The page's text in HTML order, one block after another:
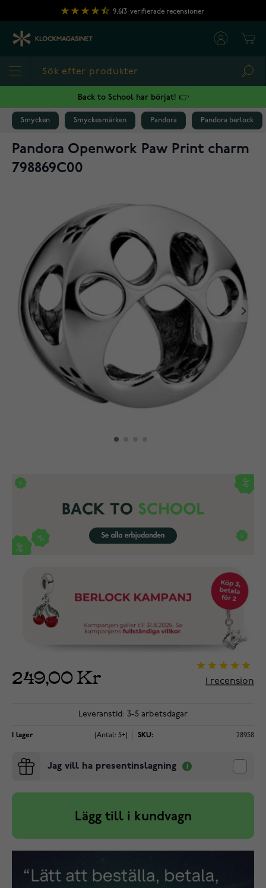
Hoppa till innehållet
9,613 verifierade recensioner
Back to School har börjat! 👉
Smycken Smyckesmärken Pandora Pandora berlock
Pandora Openwork Paw Print charm
798869C00
249,00 Kr recension
Leveranstid: 3-5 arbetsdagar
I lager (Antal: 5+) SKU: 28958
Jag vill ha presentinslagning
Lägg till i kundvagn